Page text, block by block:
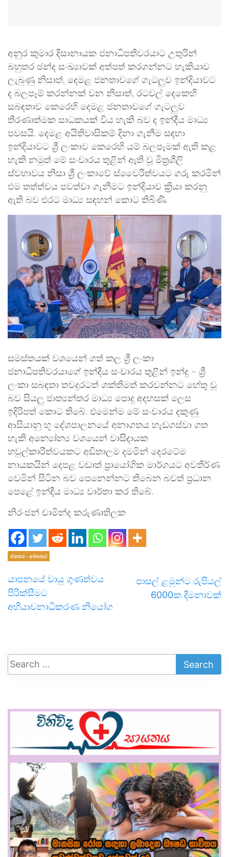
අනුර කුමාර දිසානායක ජනාධිපතිවරයාට උතුරින්
බහුතර ඡන්ද සංඛ්‍යාවක් අත්පත් කරගන්නට හැකියාව
ලැබුණු නිසාත්, දෙමළ ජනතාවගේ ගැටලුව ඉන්දියාවට
ද බලපෑම් කරන්නක් වන නිසාත්, රටවල් දෙකෙහි
සබඳතාව කෙරෙහි දෙමළ ජනතාවගේ ගැටලුව
තීරණාත්මක සාධකයක් විය හැකි බව ද ඉන්දීය මාධ්‍ය
පවසයි. දෙමළ අයිතිවාසිකම් දිනා ගැනීම සඳහා
ඉන්දියාවට ශ්‍රී ලංකාව කෙරෙහි යම් බලපෑමක් ඇති කළ
හැකි නමුත් මේ සංචාරය තුළින් ඇති වූ මිත්‍රශීලි
ස්වභාවය නිසා ශ්‍රී ලංකාවේ ස්වෛරීත්වයට ගරු කරමින්
එම තත්ත්වය පවත්වා ගැනීමට ඉන්දියාව ක්‍රියා කරනු
ඇති බව එරට මාධ්‍ය සඳහන් කොට තිබිණි.
සමස්තයක් වශයෙන් ගත් කල ශ්‍රී ලංකා
ජනාධිපතිවරයාගේ ඉන්දීය සංචාරය තුළින් ඉන්දු – ශ්‍රී
ලංකා සබඳතා තවදුරටත් ශක්තිමත් කරවන්නට හේතු වූ
බව සියලු ජාත්‍යන්තර මාධ්‍ය පොදු අදහසක් ලෙස
ඉදිරිපත් කොට තිබේ. එමෙන්ම මේ සංචාරය දකුණු
ආසියානු භූ දේශපාලනයේ අනාගතය හැඩගස්වා ගත
හැකි අන්‍යෝන්‍ය වශයෙන් වාසිදායක
හවුල්කාරීත්වයකට අඩිතාලම දමමින් දෙරටේම
නායකයින් දෙපළ වඩාත් ප්‍රායෝගික මාර්ගයට අවතීර්ණ
වෙමින් සිටින බව පෙනෙන්නට තිබෙන බවත් ප්‍රධාන
පෙළේ ඉන්දීය මාධ්‍ය වාර්තා කර තිබේ.
නිරංජන් චාමින්ද කරුණාතිලක
එතෙර - මෙතෙර
යාපනයේ වායු ගුණත්වය
පිරික්සීමට
අභියාචනාධිකරණ නියෝග
පාසල් ළමුන්ට රුපියල්
6000ක දීමනාවක්